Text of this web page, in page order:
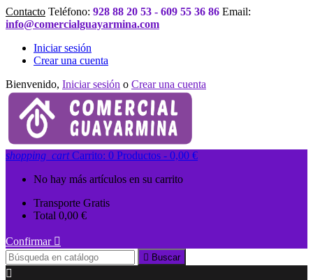
Contacto Teléfono: 928 88 20 53 - 609 55 36 86 Email:
info@comercialguayarmina.com
Iniciar sesión
Crear una cuenta
Bienvenido, Iniciar sesión o Crear una cuenta
shopping_cart Carrito: 0 Productos - 0,00 €
No hay más artículos en su carrito
Transporte Gratis
Total 0,00 €
Confirmar 
 Buscar
